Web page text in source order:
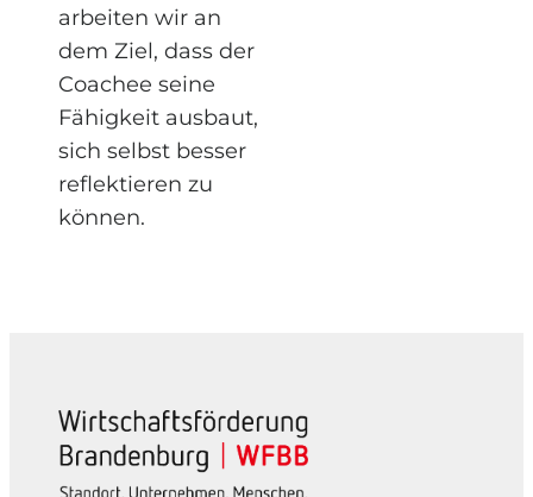
arbeiten wir an
dem Ziel, dass der
Coachee seine
Fähigkeit ausbaut,
sich selbst besser
reflektieren zu
können.